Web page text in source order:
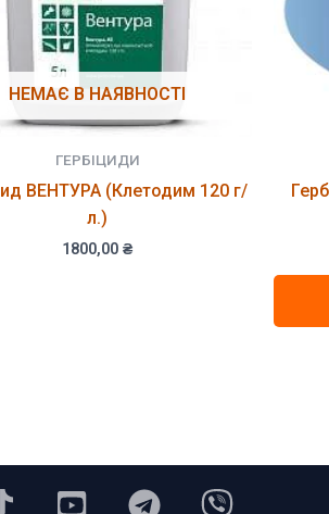
НЕМАЄ В НАЯВНОСТІ
ГЕРБІЦИДИ
ВЕНТУРА (Клетодим 120 г/
л.)
1800,00 ₴